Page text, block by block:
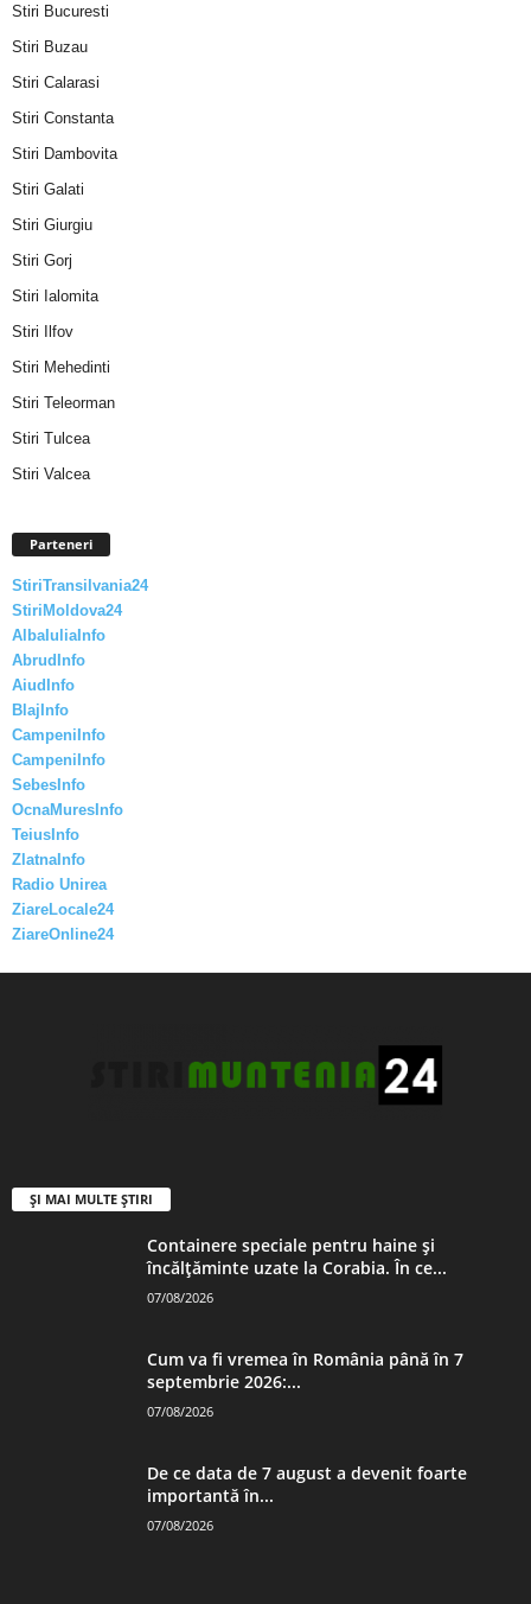
Stiri Bucuresti
Stiri Buzau
Stiri Calarasi
Stiri Constanta
Stiri Dambovita
Stiri Galati
Stiri Giurgiu
Stiri Gorj
Stiri Ialomita
Stiri Ilfov
Stiri Mehedinti
Stiri Teleorman
Stiri Tulcea
Stiri Valcea
Parteneri
StiriTransilvania24
StiriMoldova24
AlbaIuliaInfo
AbrudInfo
AiudInfo
BlajInfo
CampeniInfo
CampeniInfo
SebesInfo
OcnaMuresInfo
TeiusInfo
ZlatnaInfo
Radio Unirea
ZiareLocale24
ZiareOnline24
ȘI MAI MULTE ȘTIRI
Containere speciale pentru haine și
încălțăminte uzate la Corabia. În ce...
07/08/2026
Cum va fi vremea în România până în 7
septembrie 2026:...
07/08/2026
De ce data de 7 august a devenit foarte
importantă în...
07/08/2026